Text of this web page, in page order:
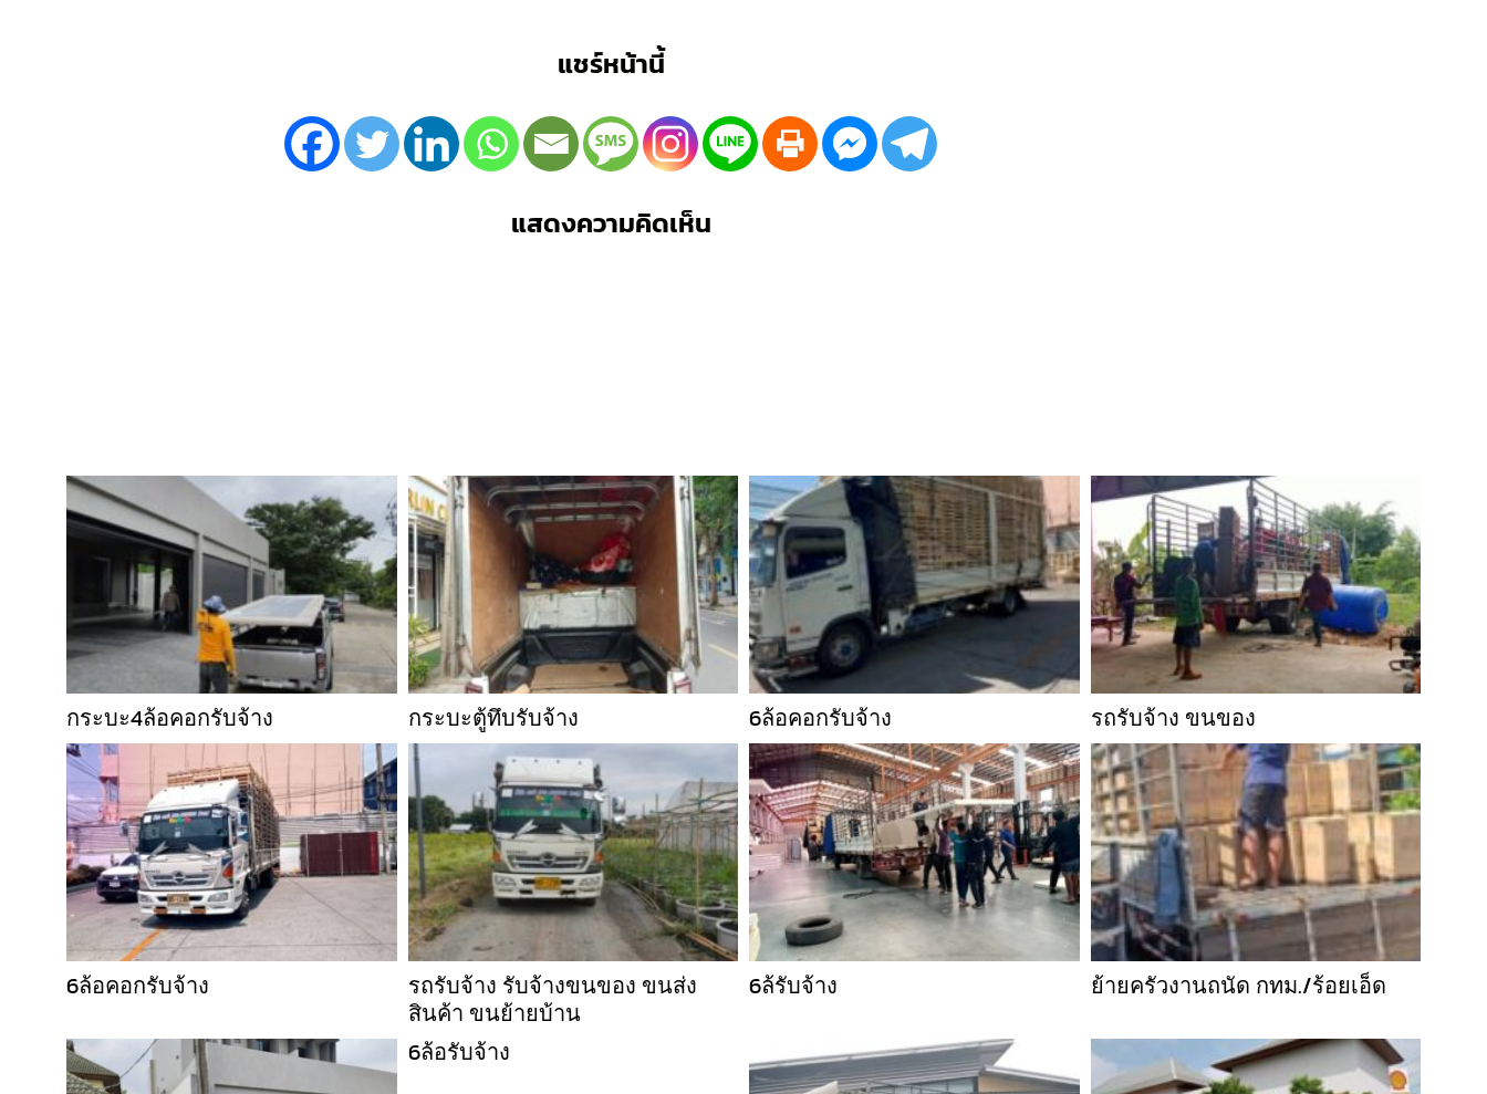
แชร์หน้านี้
แสดงความคิดเห็น
กระบะ4ล้อคอกรับจ้าง กระบะตู้ทึบรับจ้าง 6ล้อคอกรับจ้าง รถรับจ้าง ขนของ
6ล้อคอกรับจ้าง
รถรับจ้าง รับจ้างขนของ ขนส่ง
สินค้า ขนย้ายบ้าน
6ล้รับจ้าง
ย้ายครัวงานถนัด กทม./ร้อยเอ็ด
6ล้อรับจ้าง